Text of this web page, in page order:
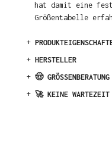
hat damit eine
Größentabelle
+
+ HERSTELLER
+ 🤠 GRÖSSENBERATUNG
+ 🚀 KEINE WARTEZEIT